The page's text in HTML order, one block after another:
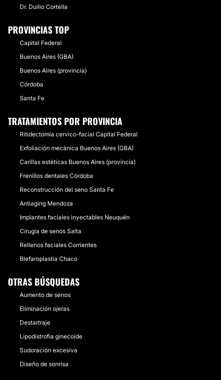
Dr. Duilio Cortella
PROVINCIAS TOP
Capital Federal
Buenos Aires (GBA)
Buenos Aires (provincia)
Córdoba
Santa Fe
TRATAMIENTOS POR PROVINCIA
Ritidectomía cervico-facial Capital Federal
Exfoliación mecánica Buenos Aires (GBA)
Carillas estéticas Buenos Aires (provincia)
Frenillos dentales Córdoba
Reconstrucción del seno Santa Fe
Antiaging Mendoza
Implantes faciales inyectables Neuquén
Cirugía de senos Salta
Rellenos faciales Corrientes
Blefaroplastia Chaco
OTRAS BÚSQUEDAS
Aumento de senos
Eliminación ojeras
Destartraje
Lipodistrofia ginecoide
Sudoración excesiva
Diseño de sonrisa